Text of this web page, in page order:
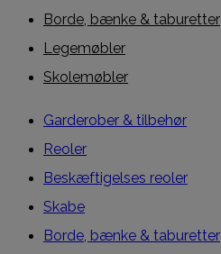
Borde, bænke & taburetter
Legemøbler
Skolemøbler
Garderober & tilbehør
Reoler
Beskæftigelses reoler
Skabe
Borde, bænke & taburetter